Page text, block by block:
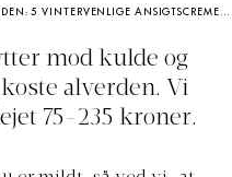
VINTERVENLIGE ANSIGTSCREMER UNDER 235 KRONER
mod kulde og
alverden. Vi
75-235 kroner.